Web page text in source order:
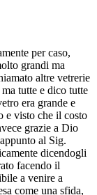
per caso,
grandi ma
altre vetrerie
tutte e dico tutte
era grande e
e visto che il costo
grazie a Dio
al Sig.
dicendogli
facendo il
a venire a
come una sfida,